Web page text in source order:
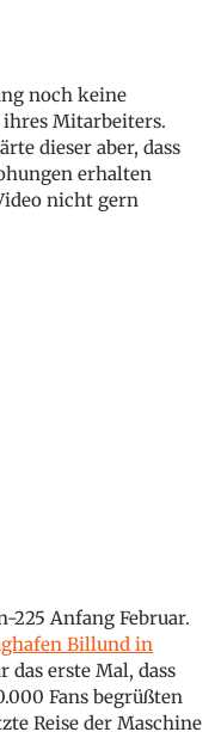
noch keine
Mitarbeiters.
dieser aber, dass
erhalten
nicht gern
225 Anfang Februar.
Billund in
das erste Mal, dass
Fans begrüßten
Reise der Maschine